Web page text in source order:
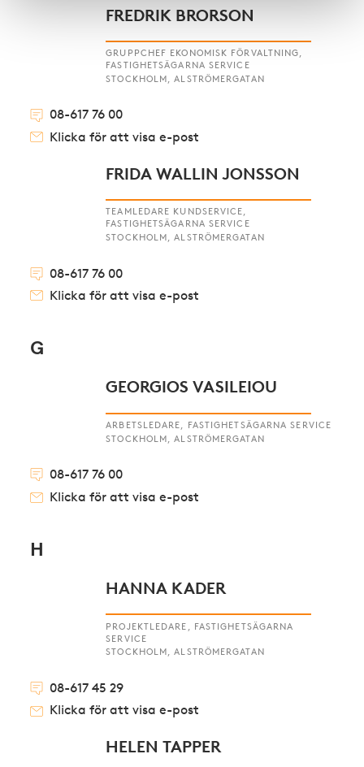
FREDRIK BRORSON
GRUPPCHEF EKONOMISK FÖRVALTNING,
FASTIGHETSÄGARNA SERVICE
STOCKHOLM, ALSTRÖMERGATAN
08-617 76 00
Klicka för att visa e-post
FRIDA WALLIN JONSSON
TEAMLEDARE KUNDSERVICE,
FASTIGHETSÄGARNA SERVICE
STOCKHOLM, ALSTRÖMERGATAN
08-617 76 00
Klicka för att visa e-post
G
GEORGIOS VASILEIOU
ARBETSLEDARE, FASTIGHETSÄGARNA SERVICE
STOCKHOLM, ALSTRÖMERGATAN
08-617 76 00
Klicka för att visa e-post
H
HANNA KADER
PROJEKTLEDARE, FASTIGHETSÄGARNA
SERVICE
STOCKHOLM, ALSTRÖMERGATAN
08-617 45 29
Klicka för att visa e-post
HELEN TAPPER